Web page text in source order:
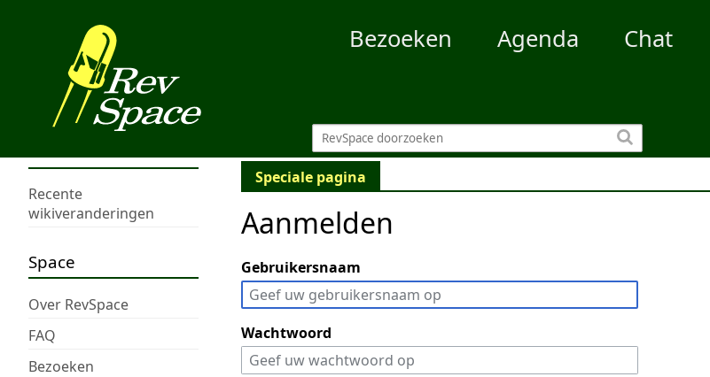
Bezoeken Agenda Chat
Recente
wikiveranderingen
Space
Over RevSpace
FAQ
Bezoeken
Speciale pagina
Aanmelden
Gebruikersnaam
Wachtwoord